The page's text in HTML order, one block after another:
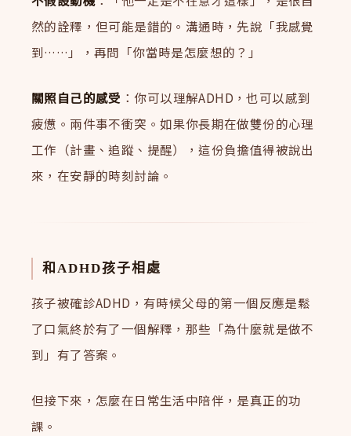
然的詮釋，但可能是錯的。溝通時，先說「我感覺
到……」，再問「你當時是怎麼想的？」
關照自己的感受 ：你可以理解ADHD，也可以感到
疲憊。兩件事不衝突。如果你長期在做雙份的心理
工作（計畫、追蹤、提醒），這份負擔值得被說出
來，在安靜的時刻討論。
和ADHD孩子相處
孩子被確診ADHD，有時候父母的第一個反應是鬆
了口氣終於有了一個解釋，那些「為什麼就是做不
到」有了答案。
但接下來，怎麼在日常生活中陪伴，是真正的功
課。